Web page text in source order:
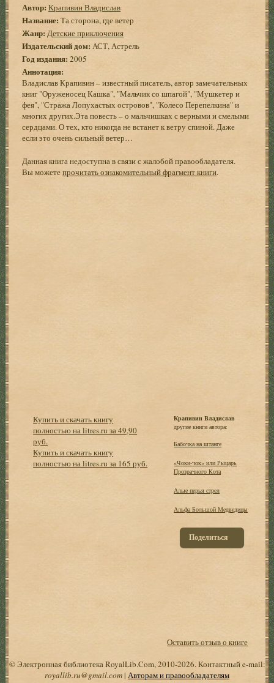
Автор: Крапивин Владислав
Название: Та сторона, где ветер
Жанр: Детские приключения
Издательский дом: АСТ, Астрель
Год издания:2005
Аннотация:
Владислав Крапивин – известный писатель, автор замечательных
книг "Оруженосец Кашка", "Мальчик со шпагой", "Мушкетер и
фея", "Стража Лопухастых островов", "Колесо Перепелкина" и
многих других.Эта повесть – о мальчишках с верными и смелыми
сердцами. О тех, кто никогда не встанет к ветру спиной. Даже
если это очень сильный ветер…
Данная книга недоступна в связи с жалобой правообладателя.
Вы можетепрочитать ознакомительный фрагмент книги.
Купить и скачать книгу
полностью на litres.ru за 49,90
руб.
Купить и скачать книгу
полностью на litres.ru за 165 руб.
Крапивин Владислав
другие книги автора:
Бабочка на штанге
«Чоки-чок» или Рыцарь
Прозрачного Кота
Алые перья стрел
Альфа Большой Медведицы
Поделиться
Оставить отзыв о книге
© Электронная библиотека RoyalLib.Com, 2010-2026. Контактный e-mail:
royallib.ru@gmail.com| Авторам и правообладателям